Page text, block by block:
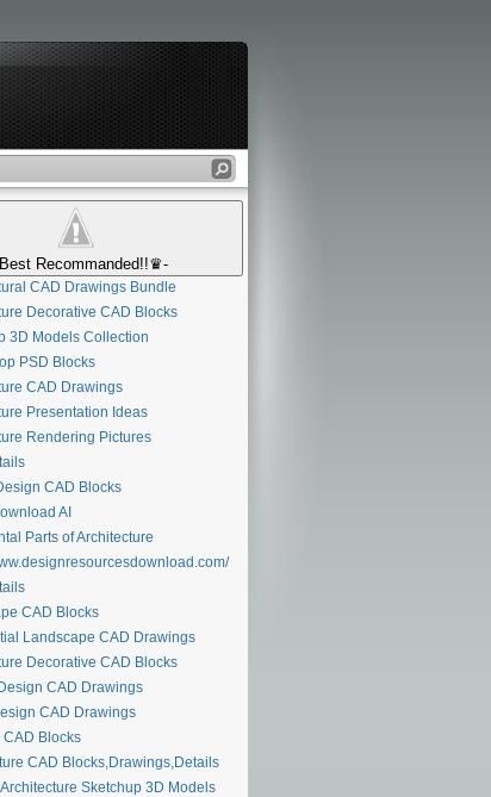
Recommanded!!♛-
CAD Drawings Bundle
Decorative CAD Blocks
3D Models Collection
PSD Blocks
CAD Drawings
Presentation Ideas
Rendering Pictures
CAD Blocks
AI
Parts of Architecture
CAD Blocks
Landscape CAD Drawings
Decorative CAD Blocks
CAD Drawings
CAD Drawings
Blocks
CAD Blocks,Drawings,Details
Sketchup 3D Models